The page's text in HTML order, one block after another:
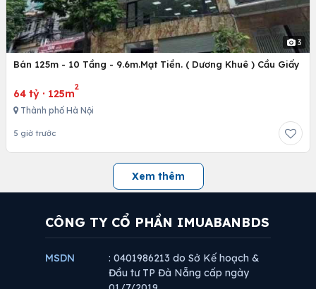
3
Bán 125m - 10 Tầng - 9.6m.Mạt Tiền. ( Dương Khuê ) Cầu Giấy
64 tỷ · 125m
2
Thành phố Hà Nội
5 giờ trước
Xem thêm
CÔNG TY CỔ PHẦN IMUABANBDS
MSDN
: 0401986213 do Sở Kế hoạch &
Đầu tư TP Đà Nẵng cấp ngày